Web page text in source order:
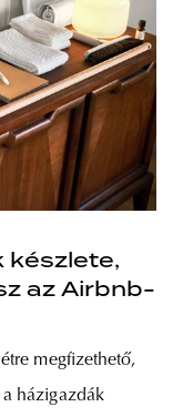
készlete,
az Airbnb-
megfizethető,
házigazdák